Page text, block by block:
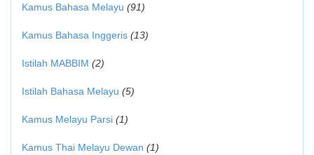
Kamus Bahasa Melayu (91)
Kamus Bahasa Inggeris (13)
Istilah MABBIM (2)
Istilah Bahasa Melayu (5)
Kamus Melayu Parsi (1)
Kamus Thai Melayu Dewan (1)